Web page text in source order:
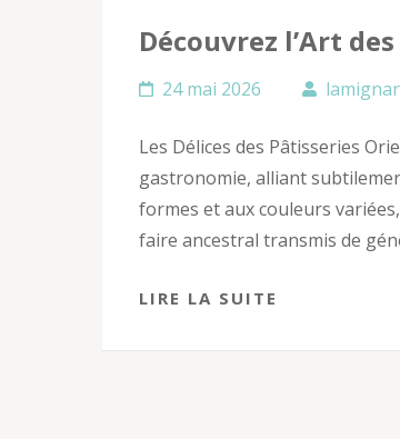
Découvrez l’Art
24 mai 2026
Les Délices des Pâtisseries
gastronomie, alliant
formes et aux couleurs
faire ancestral transmis de
LIRE LA SUITE